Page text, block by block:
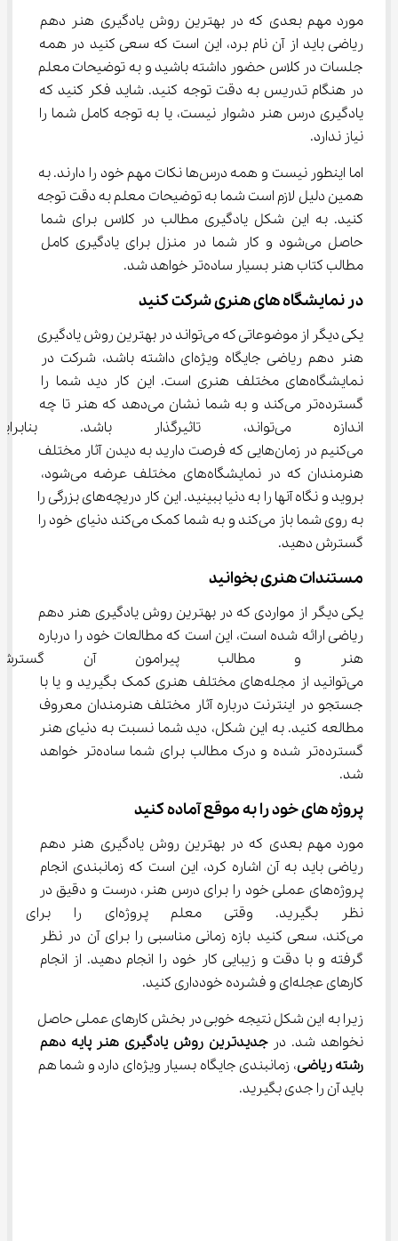
مورد مهم بعدی که در بهترین روش یادگیری هنر دهم
ریاضی باید از آن نام برد، این است که سعی کنید در همه
جلسات در کلاس حضور داشته باشید و به توضیحات معلم
در هنگام تدریس به دقت توجه کنید. شاید فکر کنید که
یادگیری درس هنر دشوار نیست، یا به توجه کامل شما را
نیاز ندارد.
اما اینطور نیست و همه درس‌ها نکات مهم خود را دارند. به
همین دلیل لازم است شما به توضیحات معلم به دقت توجه
کنید. به این شکل یادگیری مطالب در کلاس برای شما
حاصل می‌شود و کار شما در منزل برای یادگیری کامل
مطالب کتاب هنر بسیار ساده‌تر خواهد شد.
در نمایشگاه‌ های هنری شرکت کنید
یکی دیگر از موضوعاتی که می‌تواند در بهترین روش یادگیری
هنر دهم ریاضی جایگاه ویژه‌ای داشته باشد، شرکت در
نمایشگاه‌های مختلف هنری است. این کار دید شما را
گسترده‌تر می‌کند و به شما نشان می‌دهد که هنر تا چه
اندازه می‌تواند، تاثیرگذار
می‌کنیم در زمان‌هایی که فرصت دارید به دیدن آثار مختلف
هنرمندان که در نمایشگاه‌های مختلف عرضه می‌شود،
بروید و نگاه آنها را به دنیا ببینید. این کار دریچه‌های بزرگی را
به روی شما باز می‌کند و به شما کمک می‌کند دنیای خود را
گسترش دهید.
مستندات هنری بخوانید
یکی دیگر از مواردی که در بهترین روش یادگیری هنر دهم
ریاضی ارائه شده است، این است که مطالعات خود را درباره
هنر و مطالب پیرامون آن
می‌توانید از مجله‌های مختلف هنری کمک بگیرید و یا با
جستجو در اینترنت درباره آثار مختلف هنرمندان معروف
مطالعه کنید. به این شکل، دید شما نسبت به دنیای هنر
گسترده‌تر شده و درک مطالب برای شما ساده‌تر خواهد
شد.
پروژه‌ های خود را به موقع آماده کنید
مورد مهم بعدی که در بهترین روش یادگیری هنر دهم
ریاضی باید به آن اشاره کرد، این است که زمانبندی انجام
پروژه‌های عملی خود را برای درس هنر، درست و دقیق در
نظر بگیرید. وقتی معلم
می‌کند، سعی کنید بازه زمانی مناسبی را برای آن در نظر
گرفته و با دقت و زیبایی کار خود را انجام دهید. از انجام
کارهای عجله‌ای و فشرده خودداری کنید.
زیرا به این شکل نتیجه خوبی در بخش کارهای عملی حاصل
نخواهد شد. در جدیدترین روش یادگیری هنر پایه دهم
رشته ریاضی
، زمانبندی جایگاه بسیار ویژه‌ای دارد و شما هم
باید آن را جدی بگیرید.